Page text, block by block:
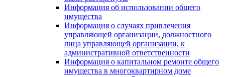
Информация об использовании общего
имущества
Информация о случаях привлечения
управляющей организации, должностного
лица управляющей организации, к
административной ответственности
Информация о капитальном ремонте общего
имущества в многоквартирном доме